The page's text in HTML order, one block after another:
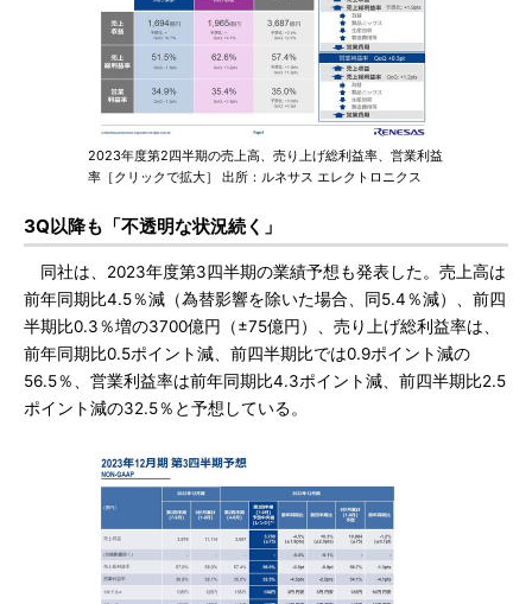
2023年度第2四半期の売上高、売り上げ総利益率、営業利益
率［クリックで拡大］ 出所：ルネサス エレクトロニクス
3Q以降も「不透明な状況続く」
同社は、2023年度第3四半期の業績予想も発表した。売上高は
前年同期比4.5％減（為替影響を除いた場合、同5.4％減）、前四
半期比0.3％増の3700億円（±75億円）、売り上げ総利益率は、
前年同期比0.5ポイント減、前四半期比では0.9ポイント減の
56.5％、営業利益率は前年同期比4.3ポイント減、前四半期比2.5
ポイント減の32.5％と予想している。